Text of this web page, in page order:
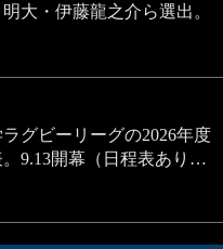
大・伊藤龍之介ら選出。
グビーリーグの2026年度
。9.13開幕（日程表あり…